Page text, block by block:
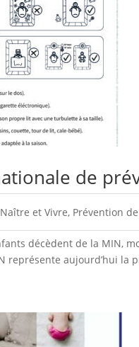
de
et Vivre, Prévention
décèdent de la MIN,
représente aujourd’hui la